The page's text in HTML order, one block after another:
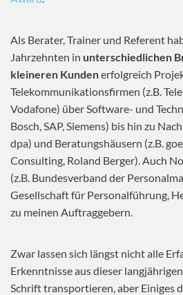
Als Berater, Trainer und Referent
Jahrzehnten in unterschiedlichen
kleineren Kundenerfolgreich
Telekommunikationsfirmen (z.B.
Vodafone) über Software- und
Bosch, SAP, Siemens) bis hin zu
dpa) und Beratungshäusern (z.B.
Consulting, Roland Berger). Auch
(z.B. Bundesverband der
Gesellschaft für Personalführung,
zu meinen Auftraggebern.
Zwar lassen sich längst nicht alle
Erkenntnisse aus dieser
Schrift transportieren, aber Einiges